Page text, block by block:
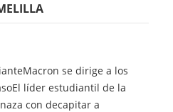
se dirige a los
líder estudiantil de la
con decapitar a